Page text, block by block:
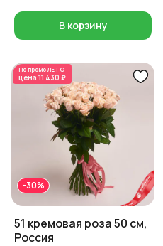
В корзину
По промоЛЕТО
цена 11 430 ₽
-30%
51 кремовая роза 50 см,
Россия